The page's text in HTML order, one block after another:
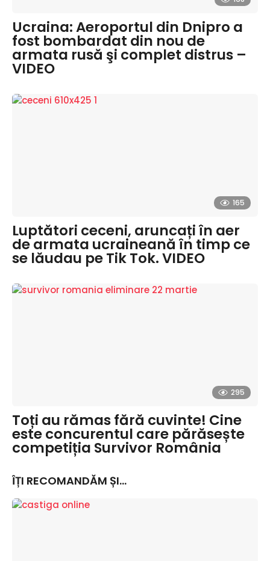
Ucraina: Aeroportul din Dnipro a
fost bombardat din nou de
armata rusă şi complet distrus –
VIDEO
165
Luptători ceceni, aruncați în aer
de armata ucraineană în timp ce
se lăudau pe Tik Tok. VIDEO
295
Toți au rămas fără cuvinte! Cine
este concurentul care părăsește
competiția Survivor România
ÎȚI RECOMANDĂM ȘI...